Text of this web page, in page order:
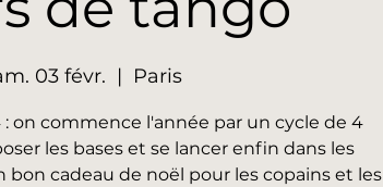
03 févr.
  |
Paris
on commence l'année par un cycle de 4
les bases et se lancer enfin dans les
bon cadeau de noël pour les copains et les